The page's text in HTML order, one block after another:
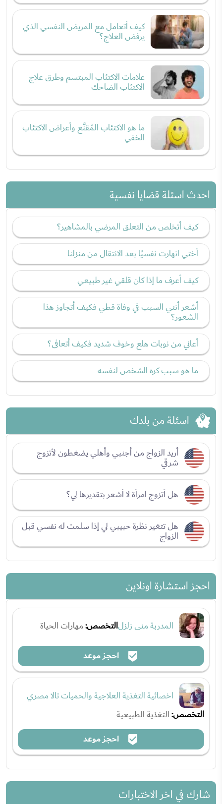
كيف أتعامل مع المريض النفسي الذي
يرفض العلاج؟
علامات الاكتئاب المبتسم وطرق علاج
الاكتئاب الضاحك
ما هو الاكتئاب المُقنَّع وأعراض الاكتئاب
الخفي
احدث اسئلة قضايا نفسية
كيف أتخلص من التعلق المرضي بالمشاهير؟
أختي انهارت نفسيًا بعد الانتقال من منزلنا
كيف أعرف ما إذا كان قلقي غير طبيعي
أشعر أنني السبب في وفاة قطي فكيف أتجاوز هذا
الشعور؟
أعاني من نوبات هلع وخوف شديد فكيف أتعافى؟
ما هو سبب كره الشخص لنفسه
اسئلة من بلدك
أريد الزواج من أجنبي وأهلي يضغطون لأتزوج
شرقي
هل أتزوج امرأة لا أشعر بتقديرها لي؟
هل تتغير نظرة حبيبي لي إذا سلمت له نفسي قبل
الزواج
احجز استشارة اونلاين
المدربة منى زلزلالتخصص:مهارات الحياة
احجز موعد
اخصائية التغذية العلاجية والحميات تالا مصري
التخصص:التغذية الطبيعية
احجز موعد
شارك في اخر الاختبارات